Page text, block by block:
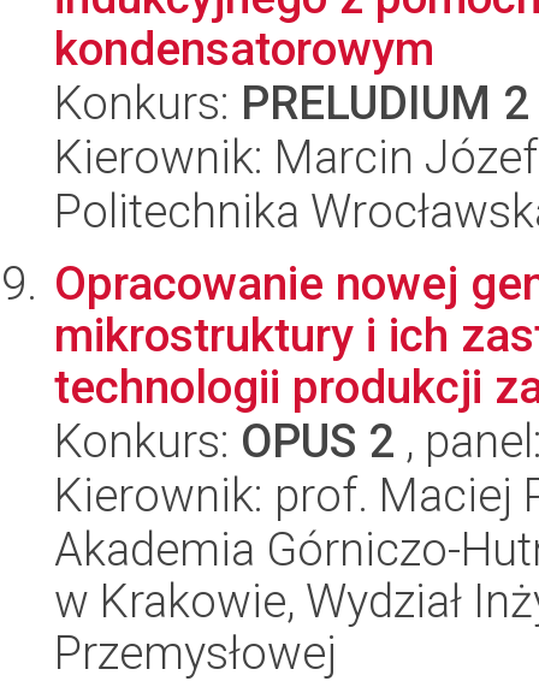
kondensatorowym
Konkurs: PRELUDIUM 2
Kierownik: Marcin
Politechnika
Opracowanie nowej
mikrostruktury i ich
technologii produkcji
Konkurs: OPUS 2 ,
Kierownik: prof. Maciej
Akademia Górniczo-
w Krakowie, Wydział
Przemysłowej